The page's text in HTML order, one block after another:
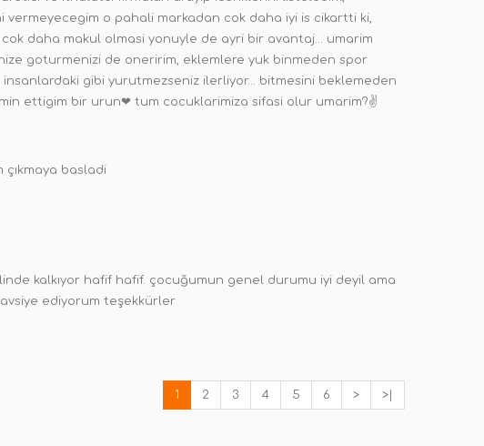
o pahali markadan cok daha iyi is cikartti ki,
daha makul olmasi yonuyle de ayri bir avantaj... umarim
goturmenizi de oneririm, eklemlere yuk binmeden spor
gibi yurutmezseniz ilerliyor... bitmesini beklemeden
ettigim bir urun❤ tum cocuklarimiza sifasi olur umarim?✌
çıkmaya basladi
kalkıyor hafif hafif. çocuğumun genel durumu iyi deyil ama
ediyorum teşekkürler
1 2 3 4 5 6 > >|